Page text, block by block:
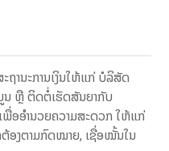
ານະການເງິນໃຫ້ແກ່ ບໍລິສັດ
ນ ຫຼື ຕິດຕໍ່ເຮັດສັນຍາກັບ
ອອຳນວຍຄວາມສະດວກ ໃຫ້ແກ່
ອງຕາມກົດໝາຍ, ເຊື່ອໝັ້ນໃນ